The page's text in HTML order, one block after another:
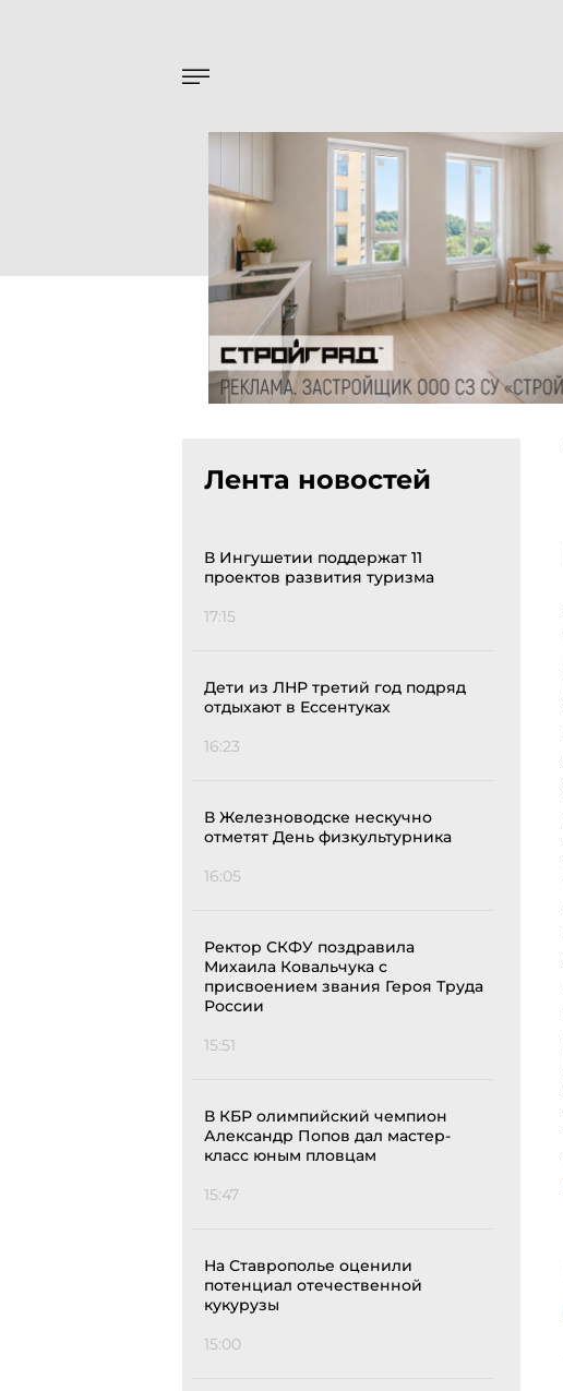
Лента новостей
В Ингушетии поддержат 11
проектов развития туризма
17:15
Дети из ЛНР третий год подряд
отдыхают в Ессентуках
16:23
В Железноводске нескучно
отметят День физкультурника
16:05
Ректор СКФУ поздравила
Михаила Ковальчука с
присвоением звания Героя Труда
России
15:51
В КБР олимпийский чемпион
Александр Попов дал мастер-
класс юным пловцам
15:47
На Ставрополье оценили
потенциал отечественной
кукурузы
15:00